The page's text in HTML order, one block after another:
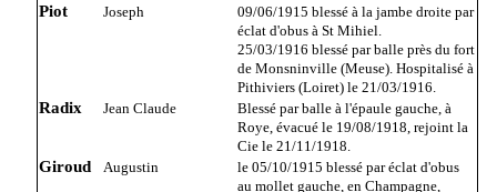
Piot Joseph
09/06/1915 blessé à la jambe droite par
éclat d'obus à St Mihiel.
25/03/1916 blessé par balle près du fort
de Monsninville (Meuse). Hospitalisé à
Pithiviers (Loiret) le 21/03/1916.
Radix Jean Claude
Blessé par balle à l'épaule gauche, à
Roye, évacué le 19/08/1918, rejoint la
Cie le 21/11/1918.
Giroud Augustin
le 05/10/1915 blessé par éclat d'obus
au mollet gauche, en Champagne,